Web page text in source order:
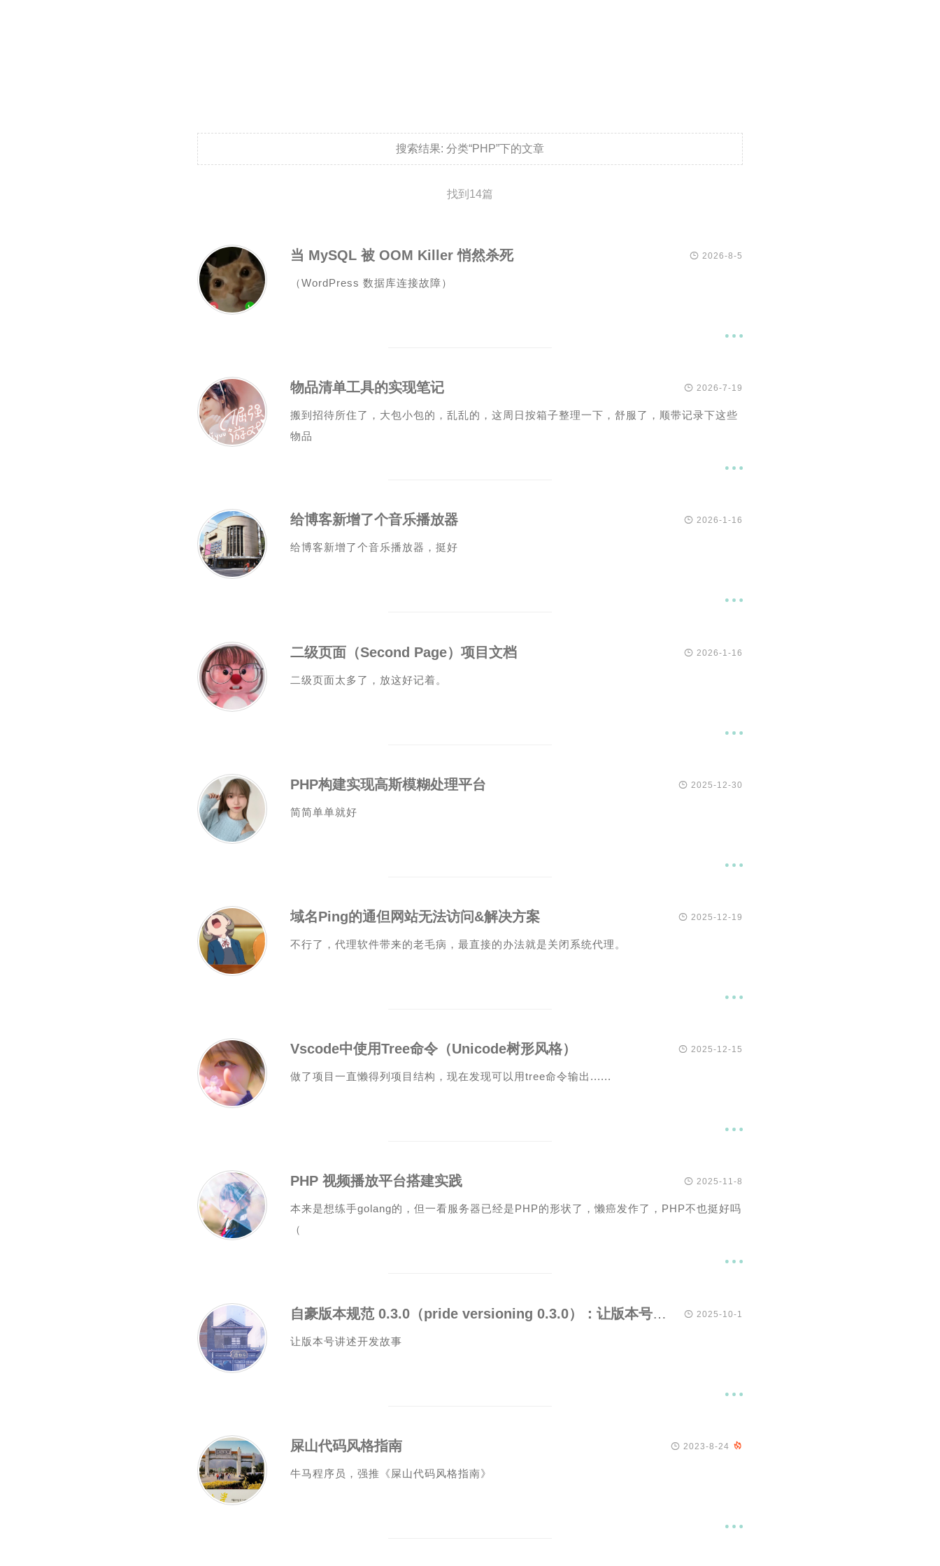
搜索结果: 分类“PHP”下的文章
找到14篇
当 MySQL 被 OOM Killer 悄然杀死  2026-8-5
（WordPress 数据库连接故障）

物品清单工具的实现笔记  2026-7-19
搬到招待所住了，大包小包的，乱乱的，这周日按箱子整理一下，舒服了，顺带记录下这些
物品

给博客新增了个音乐播放器  2026-1-16
给博客新增了个音乐播放器，挺好

二级页面（Second Page）项目文档  2026-1-16
二级页面太多了，放这好记着。

PHP构建实现高斯模糊处理平台  2025-12-30
简简单单就好

域名Ping的通但网站无法访问&解决方案  2025-12-19
不行了，代理软件带来的老毛病，最直接的办法就是关闭系统代理。

Vscode中使用Tree命令（Unicode树形风格）  2025-12-15
做了项目一直懒得列项目结构，现在发现可以用tree命令输出......

PHP 视频播放平台搭建实践  2025-11-8
本来是想练手golang的，但一看服务器已经是PHP的形状了，懒癌发作了，PHP不也挺好吗
（

自豪版本规范 0.3.0（pride versioning 0.3.0）：让版本号讲述开发故事  2025-10-1
让版本号讲述开发故事

屎山代码风格指南  2023-8-24 
牛马程序员，强推《屎山代码风格指南》
